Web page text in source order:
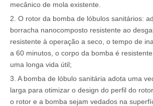
mecânico de mola existente.
2. O rotor da bomba de lóbulos sanitários:
borracha nanocomposto resistente ao
resistente à operação a seco, o tempo de
a 60 minutos, o corpo da bomba é
uma longa vida útil;
3. A bomba de lóbulo sanitária adota uma
larga para otimizar o design do perfil do
o rotor e a bomba sejam vedados na